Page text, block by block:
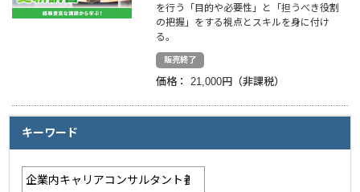
を行う「目的や必要性」と「担うべき役割
の把握」をする視点とスキルを身に付け
る。
販売終了
価格： 21,000円
キーワード